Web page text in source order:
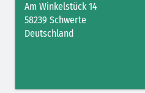
Am Winkelstück 14
58239 Schwerte
Deutschland